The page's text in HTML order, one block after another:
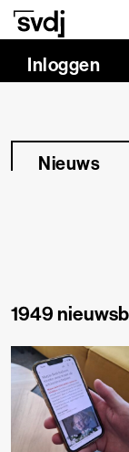
Naar hoofdinhoud
Inloggen
Nieuws
1949